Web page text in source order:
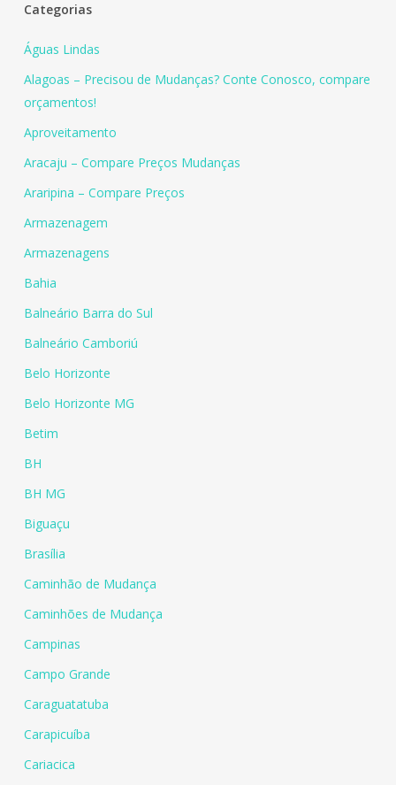
Categorias
Águas Lindas
Alagoas – Precisou de Mudanças? Conte Conosco, compare
orçamentos!
Aproveitamento
Aracaju – Compare Preços Mudanças
Araripina – Compare Preços
Armazenagem
Armazenagens
Bahia
Balneário Barra do Sul
Balneário Camboriú
Belo Horizonte
Belo Horizonte MG
Betim
BH
BH MG
Biguaçu
Brasília
Caminhão de Mudança
Caminhões de Mudança
Campinas
Campo Grande
Caraguatatuba
Carapicuíba
Cariacica